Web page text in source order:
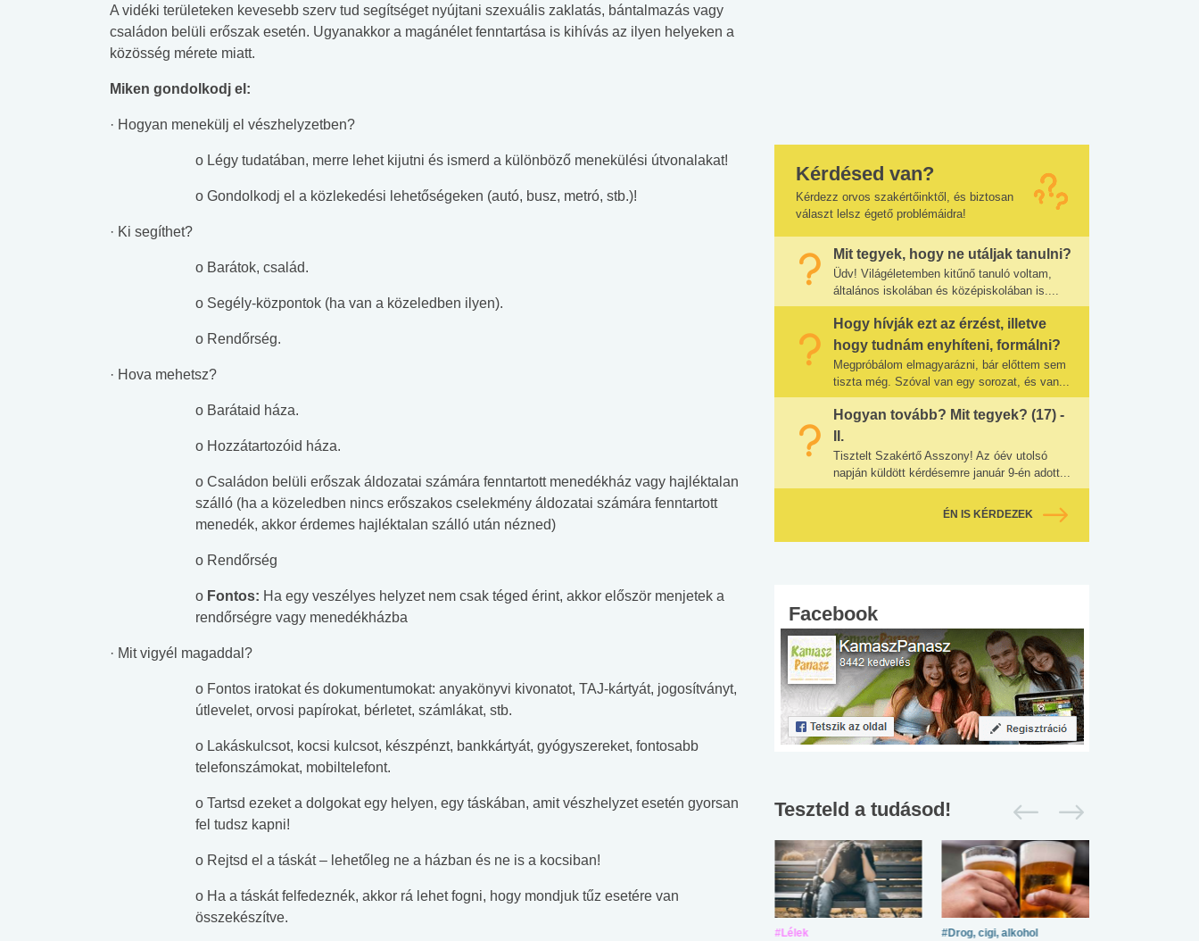
A vidéki területeken kevesebb szerv tud segítséget nyújtani szexuális zaklatás, bántalmazás vagy
családon belüli erőszak esetén. Ugyanakkor a magánélet fenntartása is kihívás az ilyen helyeken a
közösség mérete miatt.
Miken gondolkodj el:
· Hogyan menekülj el vészhelyzetben?
o Légy tudatában, merre lehet kijutni és ismerd a különböző menekülési útvonalakat!
o Gondolkodj el a közlekedési lehetőségeken (autó, busz, metró, stb.)!
· Ki segíthet?
o Barátok, család.
o Segély-központok (ha van a közeledben ilyen).
o Rendőrség.
· Hova mehetsz?
o Barátaid háza.
o Hozzátartozóid háza.
o Családon belüli erőszak áldozatai számára fenntartott menedékház vagy hajléktalan
szálló (ha a közeledben nincs erőszakos cselekmény áldozatai számára fenntartott
menedék, akkor érdemes hajléktalan szálló után nézned)
o Rendőrség
o Fontos: Ha egy veszélyes helyzet nem csak téged érint, akkor először menjetek a
rendőrségre vagy menedékházba
· Mit vigyél magaddal?
o Fontos iratokat és dokumentumokat: anyakönyvi kivonatot, TAJ-kártyát, jogosítványt,
útlevelet, orvosi papírokat, bérletet, számlákat, stb.
o Lakáskulcsot, kocsi kulcsot, készpénzt, bankkártyát, gyógyszereket, fontosabb
telefonszámokat, mobiltelefont.
o Tartsd ezeket a dolgokat egy helyen, egy táskában, amit vészhelyzet esetén gyorsan
fel tudsz kapni!
o Rejtsd el a táskát – lehetőleg ne a házban és ne is a kocsiban!
o Ha a táskát felfedeznék, akkor rá lehet fogni, hogy mondjuk tűz esetére van
összekészítve.
Kérdésed van?
Kérdezz orvos szakértőinktől, és biztosan
választ lelsz égető problémáidra!
Mit tegyek, hogy ne utáljak tanulni?
Üdv! Világéletemben kitűnő tanuló voltam,
általános iskolában és középiskolában is....
Hogy hívják ezt az érzést, illetve
hogy tudnám enyhíteni, formálni?
Megpróbálom elmagyarázni, bár előttem sem
tiszta még. Szóval van egy sorozat, és van...
Hogyan tovább? Mit tegyek? (17) -
II.
Tisztelt Szakértő Asszony! Az óév utolsó
napján küldött kérdésemre január 9-én adott...
ÉN IS KÉRDEZEK
Facebook
Teszteld a tudásod!
#Lélek #Drog, cigi, alkohol